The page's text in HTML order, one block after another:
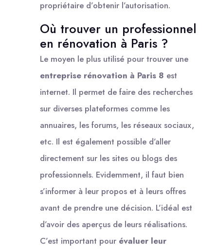
propriétaire d’obtenir l’autorisation.
Où trouver un professionnel
en rénovation à Paris ?
Le moyen le plus utilisé pour trouver une
entreprise rénovation à Paris 8 est
internet. Il permet de faire des recherches
sur diverses plateformes comme les
annuaires, les forums, les réseaux sociaux,
etc. Il est également possible d’aller
directement sur les sites ou blogs des
professionnels. Evidemment, il faut bien
s’informer à leur propos et à leurs offres
avant de prendre une décision. L’idéal est
d’avoir des aperçus de leurs réalisations.
C’est important pour évaluer leur